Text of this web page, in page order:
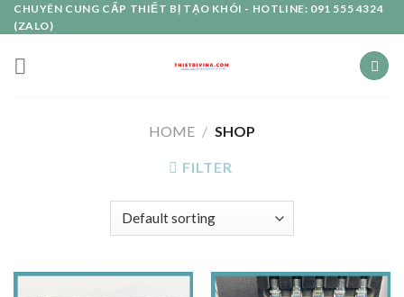
Skip
to
content
CHUYÊN CUNG CẤP THIẾT BỊ TẠO KHÓI - HOTLINE: 091 555 4324
(ZALO)
HOME / SHOP
FILTER